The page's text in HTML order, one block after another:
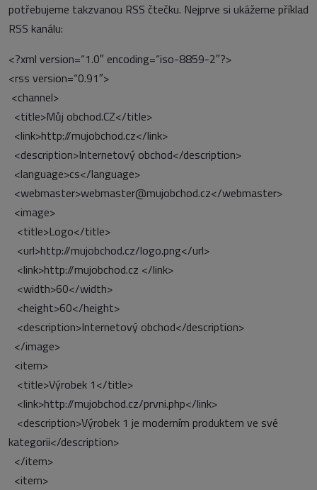
potřebujeme takzvanou RSS čtečku. Nejprve si ukážeme příklad
RSS kanálu:
<?xml version=“1.0″ encoding=“iso-8859-2″?>
<rss version=“0.91″>
<channel>
<title>Můj obchod.CZ</title>
<link>http://mujobchod.cz</link>
<description>Internetový obchod</description>
<language>cs</language>
<webmaster>webmaster@mujobchod.cz</webmaster>
<image>
<title>Logo</title>
<url>http://mujobchod.cz/logo.png</url>
<link>http://mujobchod.cz </link>
<width>60</width>
<height>60</height>
<description>Internetový obchod</description>
</image>
<item>
<title>Výrobek 1</title>
<link>http://mujobchod.cz/prvni.php</link>
<description>Výrobek 1 je moderním produktem ve své
kategorii</description>
</item>
<item>